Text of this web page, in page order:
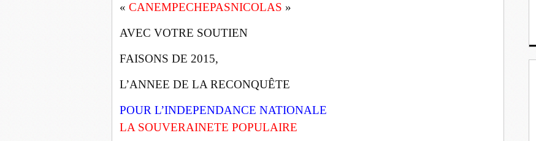
« CANEMPECHEPASNICOLAS »
AVEC VOTRE SOUTIEN
FAISONS DE 2015,
L’ANNEE DE LA RECONQUÊTE
POUR L’INDEPENDANCE NATIONALE
LA SOUVERAINETE POPULAIRE